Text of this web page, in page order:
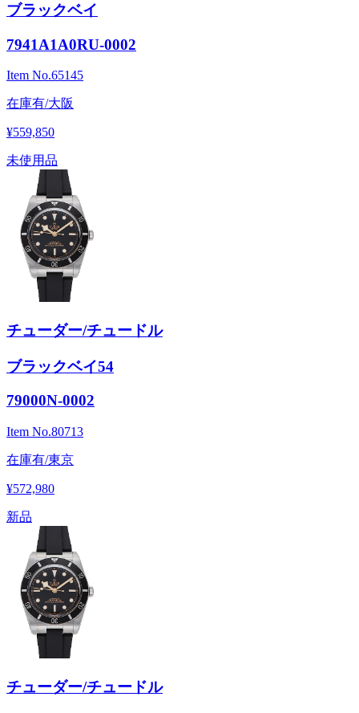
ブラックベイ
7941A1A0RU-0002
Item No.65145
在庫有/大阪
¥559,850
未使用品
チューダー/チュードル
ブラックベイ54
79000N-0002
Item No.80713
在庫有/東京
¥572,980
新品
チューダー/チュードル